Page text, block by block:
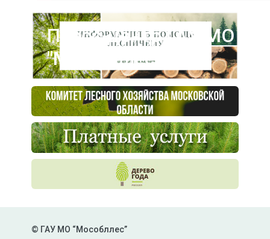
Пресс-центр ГАУ МО
"Мособллес"
© ГАУ МО “Мособллес”